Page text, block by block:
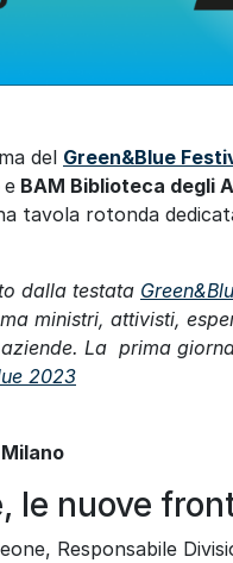
del Green&Blue
e BAM Biblioteca degli
tavola rotonda
dalla testata
ministri, attivisti,
La prima
2023
le nuove
Responsabile